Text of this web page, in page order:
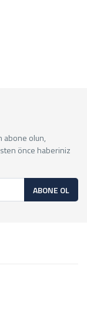
abone olun,
önce haberiniz
ABONE OL